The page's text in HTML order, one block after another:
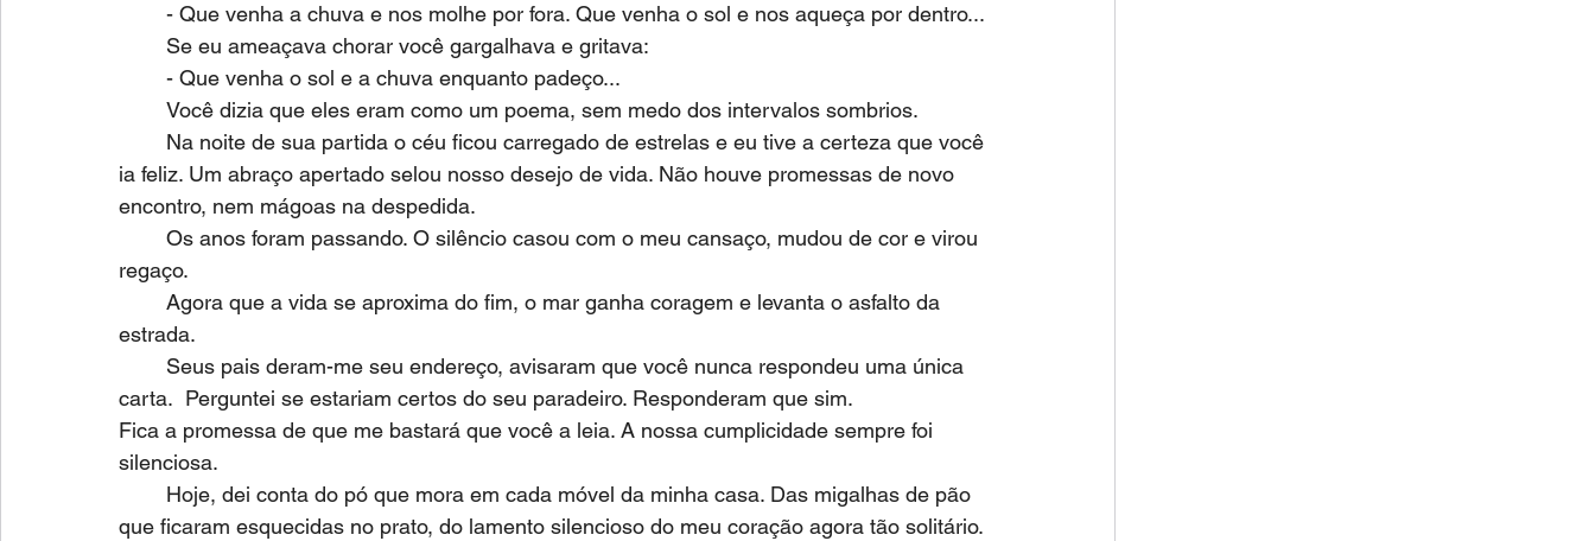
	- Que venha a chuva e nos molhe por fora. Que venha o sol e nos aqueça por dentro...
	Se eu ameaçava chorar você gargalhava e gritava:
	- Que venha o sol e a chuva enquanto padeço...
	Você dizia que eles eram como um poema, sem medo dos intervalos sombrios.
ia feliz. Um abraço apertado selou nosso desejo de vida. Não houve promessas de novo
encontro, nem mágoas na despedida.
regaço.
estrada.
carta.  Perguntei se estariam certos do seu paradeiro. Responderam que sim.
Fica a promessa de que me bastará que você a leia. A nossa cumplicidade sempre foi
silenciosa.
que ficaram esquecidas no prato, do lamento silencioso do meu coração agora tão solitário.